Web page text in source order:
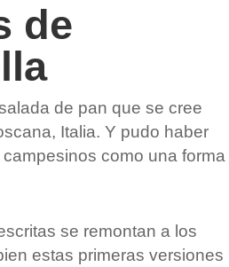
de
de pan que se cree
Italia. Y pudo haber
como una forma
se remontan a los
estas primeras versiones